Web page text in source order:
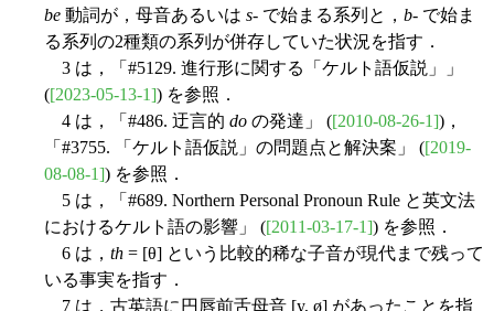
be 動詞が，母音あるいは s- で始まる系列と， b- で始ま
る系列の2種類の系列が併存していた状況を指す．
3 は，「#5129. 進行形に関する「ケルト語仮説」」
([2023-05-13-1]) を参照．
4 は，「#486. 迂言的 do の発達」 ([2010-08-26-1])，
「#3755. 「ケルト語仮説」の問題点と解決案」 ([2019-
08-08-1]) を参照．
5 は，「#689. Northern Personal Pronoun Rule と英文法
におけるケルト語の影響」 ([2011-03-17-1]) を参照．
6 は， th = [θ] という比較的稀な子音が現代まで残って
いる事実を指す．
7 は，古英語に円唇前舌母音 [y, ø] があったことを指